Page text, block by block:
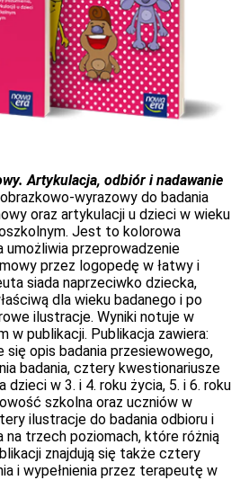
Artykulacja, odbiór i nadawanie
wyrazowy do badania
oraz artykulacji u dzieci w wieku
Jest to kolorowa
umożliwia przeprowadzenie
przez logopedę w łatwy i
siada naprzeciwko dziecka,
dla wieku badanego i po
ilustracje. Wyniki notuje w
w publikacji. Publikacja zawiera:
opis badania przesiewowego,
badania, cztery kwestionariusze
dzieci w 3. i 4. roku życia, 5. i 6. roku
szkolna oraz uczniów w
ilustracje do badania odbioru i
na trzech poziomach, które różnią
znajdują się także cztery
i wypełnienia przez terapeutę w